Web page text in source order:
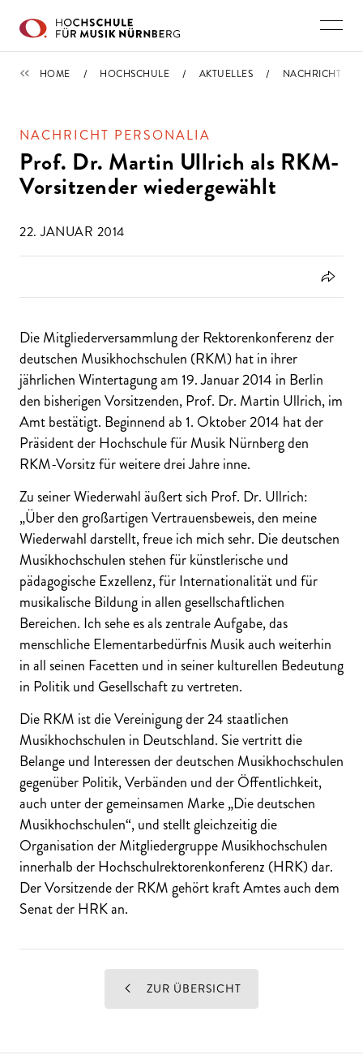
IMPORTIERT
HOME HOCHSCHULE AKTUELLES NACHRICHT
NACHRICHT PERSONALIA
Prof. Dr. Martin Ullrich als RKM-
Vorsitzender wiedergewählt
22. JANUAR 2014
Die Mitgliederversammlung der Rektorenkonferenz der
deutschen Musikhochschulen (RKM) hat in ihrer
jährlichen Wintertagung am 19. Januar 2014 in Berlin
den bisherigen Vorsitzenden, Prof. Dr. Martin Ullrich, im
Amt bestätigt. Beginnend ab 1. Oktober 2014 hat der
Präsident der Hochschule für Musik Nürnberg den
RKM-Vorsitz für weitere drei Jahre inne.
Zu seiner Wiederwahl äußert sich Prof. Dr. Ullrich:
„Über den großartigen Vertrauensbeweis, den meine
Wiederwahl darstellt, freue ich mich sehr. Die deutschen
Musikhochschulen stehen für künstlerische und
pädagogische Exzellenz, für Internationalität und für
musikalische Bildung in allen gesellschaftlichen
Bereichen. Ich sehe es als zentrale Aufgabe, das
menschliche Elementarbedürfnis Musik auch weiterhin
in all seinen Facetten und in seiner kulturellen Bedeutung
in Politik und Gesellschaft zu vertreten.
Die RKM ist die Vereinigung der 24 staatlichen
Musikhochschulen in Deutschland. Sie vertritt die
Belange und Interessen der deutschen Musikhochschulen
gegenüber Politik, Verbänden und der Öffentlichkeit,
auch unter der gemeinsamen Marke „Die deutschen
Musikhochschulen“, und stellt gleichzeitig die
Organisation der Mitgliedergruppe Musikhochschulen
innerhalb der Hochschulrektorenkonferenz (HRK) dar.
Der Vorsitzende der RKM gehört kraft Amtes auch dem
Senat der HRK an.
ZUR ÜBERSICHT